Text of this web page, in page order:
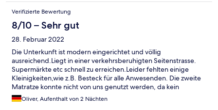
der Schublade war schmutzig und für grade 2 Personen
ausreichend. (Wir hatten eine Wohnung geeignet für 5
Personen) Bei Abreise haben wir gesehen, was so an Putzmitteln
verwendet wird und hat für mich nichts mit Hygiene oder
COVID-19 Richtlinien zu tun, ich denke Glasreiniger ist hier nicht
ausreichend. Auf Nachfrage bei der Reinigungskraft konnte sie
mir nicht einmal einen Eimer zur Verfügung stellen. Die Lage der
Wohnung war okay für uns, immer wieder Norddeich aber hier
NICHT mehr. Wir sind insgesamt sehr unzufrieden gewesen.
Verifizierte Bewertung
8/10 – Sehr gut
28. Februar 2022
Die Unterkunft ist modern eingerichtet und völlig
ausreichend.Liegt in einer verkehrsberuhigten Seitenstrasse.
Supermärkte etc schnell zu erreichen.Leider fehlten einige
Kleinigkeiten,wie z.B. Besteck für alle Anwesenden. Die zweite
Matratze konnte nicht von uns genutzt werden, da kein
Bettlaken vorhanden war. Also schlief unsere kleine Tochter mit
bei uns im Bett.Alles in allem aber nichts dramatisches. Wir
Oliver, Aufenthalt von 2 Nächten